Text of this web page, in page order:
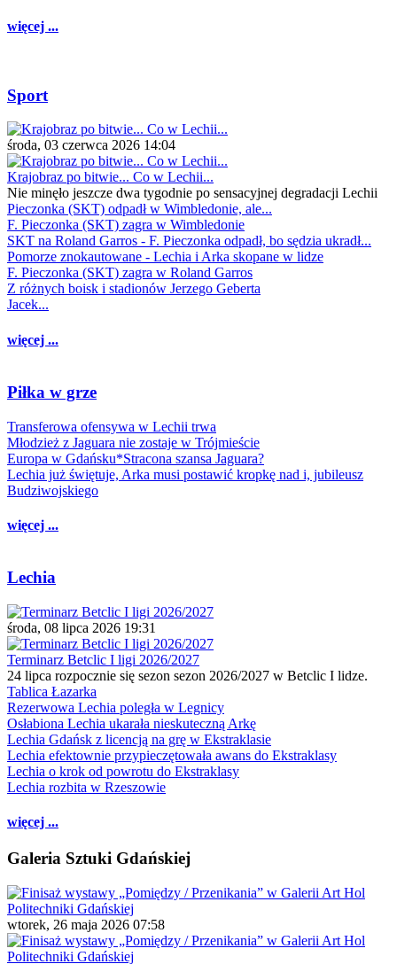
więcej ...
Sport
środa, 03 czerwca 2026 14:04
Krajobraz po bitwie... Co w Lechii...
Nie minęło jeszcze dwa tygodnie po sensacyjnej degradacji Lechii
Pieczonka (SKT) odpadł w Wimbledonie, ale...
F. Pieczonka (SKT) zagra w Wimbledonie
SKT na Roland Garros - F. Pieczonka odpadł, bo sędzia ukradł...
Pomorze znokautowane - Lechia i Arka skopane w lidze
F. Pieczonka (SKT) zagra w Roland Garros
Z różnych boisk i stadionów Jerzego Geberta
Jacek...
więcej ...
Piłka w grze
Transferowa ofensywa w Lechii trwa
Młodzież z Jaguara nie zostaje w Trójmieście
Europa w Gdańsku*Stracona szansa Jaguara?
Lechia już świętuje, Arka musi postawić kropkę nad i, jubileusz
Budziwojskiego
więcej ...
Lechia
środa, 08 lipca 2026 19:31
Terminarz Betclic I ligi 2026/2027
24 lipca rozpocznie się sezon sezon 2026/2027 w Betclic I lidze.
Tablica Łazarka
Rezerwowa Lechia poległa w Legnicy
Osłabiona Lechia ukarała nieskuteczną Arkę
Lechia Gdańsk z licencją na grę w Ekstraklasie
Lechia efektownie przypieczętowała awans do Ekstraklasy
Lechia o krok od powrotu do Ekstraklasy
Lechia rozbita w Rzeszowie
więcej ...
Galeria Sztuki Gdańskiej
wtorek, 26 maja 2026 07:58